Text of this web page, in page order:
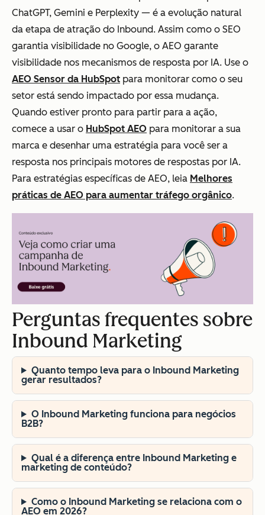
ChatGPT, Gemini e Perplexity — é a evolução natural
da etapa de atração do Inbound. Assim como o SEO
garantia visibilidade no Google, o AEO garante
visibilidade nos mecanismos de resposta por IA. Use o
AEO Sensor da HubSpot para monitorar como o seu
setor está sendo impactado por essa mudança.
Quando estiver pronto para partir para a ação,
comece a usar o HubSpot AEO para monitorar a sua
marca e desenhar uma estratégia para você ser a
resposta nos principais motores de respostas por IA.
Para estratégias específicas de AEO, leia Melhores
práticas de AEO para aumentar tráfego orgânico.
Perguntas frequentes sobre
Inbound Marketing
Quanto tempo leva para o Inbound Marketing
gerar resultados?
O Inbound Marketing funciona para negócios
B2B?
Qual é a diferença entre Inbound Marketing e
marketing de conteúdo?
Como o Inbound Marketing se relaciona com o
AEO em 2026?